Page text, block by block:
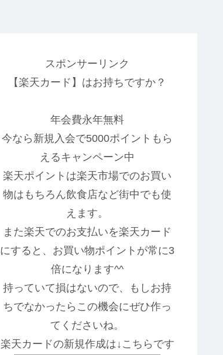
スポンサーリンク
【楽天カード】はお持ちですか？
年会費永年無料
今なら新規入会で5000ポイントもら
えるキャンペーン中
楽天ポイントは楽天市場でのお買い
物はもちろん飲食店など街中でも使
えます。
また楽天でのお支払いを楽天カード
にすると、お買い物ポイントが常に3
倍になります^^
持っていて損はないので、もしお持
ちでなかったらこの機会にぜひ作っ
てくださいね。
楽天カードの新規作成は↓こちらです